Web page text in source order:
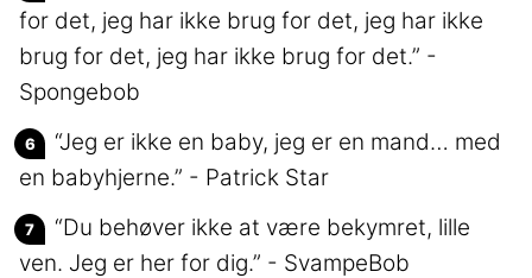
for det, jeg har ikke brug for det, jeg har ikke
brug for det, jeg har ikke brug for det.” -
Spongebob
“Jeg er ikke en baby, jeg er en mand… med
en babyhjerne.” - Patrick Star
“Du behøver ikke at være bekymret, lille
ven. Jeg er her for dig.” - SvampeBob